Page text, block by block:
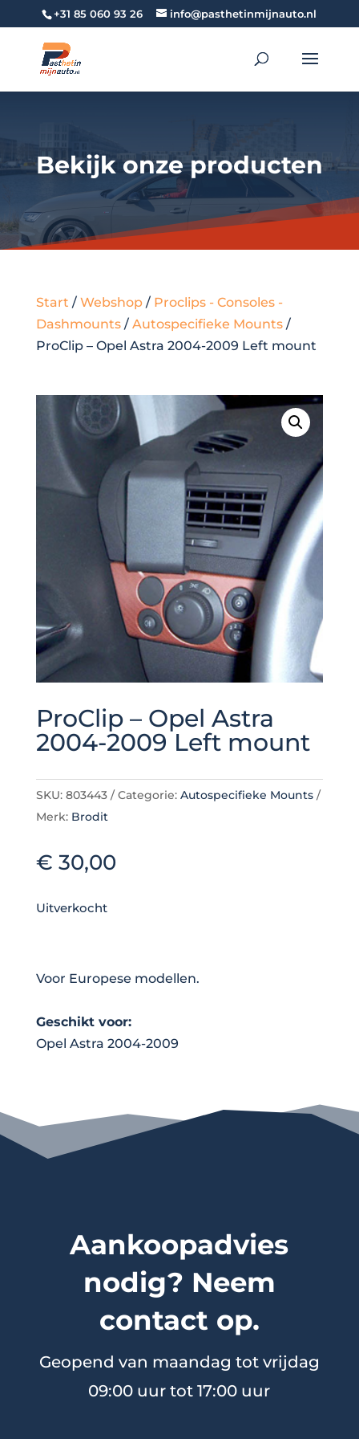
+31 85 060 93 26 info@pasthetinmijnauto.nl
Bekijk onze producten
Start / Webshop/ Proclips - Consoles -
Dashmounts/ Autospecifieke Mounts/
ProClip – Opel Astra 2004-2009 Left mount
ProClip – Opel Astra
2004-2009 Left mount
SKU: 803443 Categorie: Autospecifieke Mounts
Merk: Brodit
€ 30,00
Uitverkocht
Voor Europese modellen.
Geschikt voor:
Opel Astra 2004-2009
Aankoopadvies
nodig? Neem
contact op.
Geopend van maandag tot vrijdag
09:00 uur tot 17:00 uur